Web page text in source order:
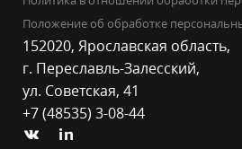
Положение об обработке
152020, Ярославская область,
г. Переславль-Залесский,
ул. Советская, 41
+7 (48535) 3-08-44